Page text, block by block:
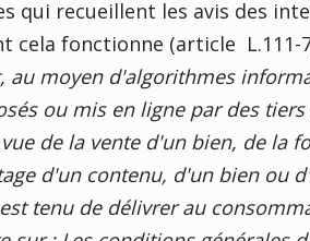
qui recueillent les avis des
cela fonctionne (article L.111-
au moyen d'algorithmes
ou mis en ligne par des
de la vente d'un bien, de la
d'un contenu, d'un bien ou
tenu de délivrer au